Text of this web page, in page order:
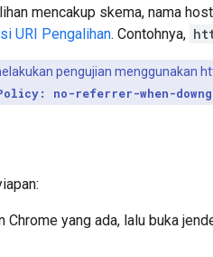
mencakup skema, nama
URI Pengalihan. Contohnya,
pengujian menggunakan
no-referrer-when-
Chrome yang ada, lalu buka